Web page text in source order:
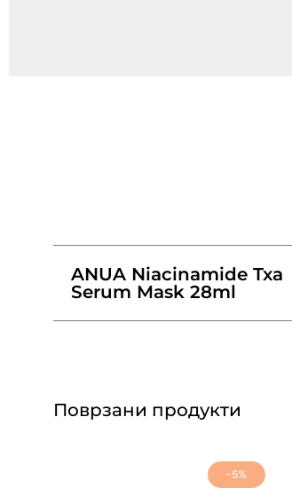
ANUA Niacinamide Txa
Serum Mask 28ml
Поврзани продукти
-5%